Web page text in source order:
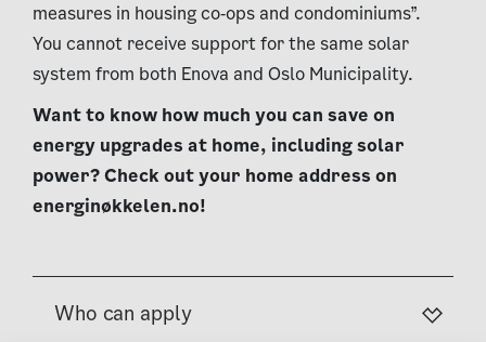
measures in housing co‑ops and condominiums”.
You cannot receive support for the same solar
system from both Enova and Oslo Municipality.
Want to know how much you can save on
energy upgrades at home, including solar
power? Check out your home address on
energinøkkelen.no!
Who can apply